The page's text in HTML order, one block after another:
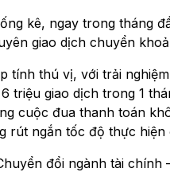
kê, ngay trong tháng
giao dịch chuyển
tính thú vị, với trải
triệu giao dịch trong 1
cuộc đua thanh toán
rút ngắn tốc độ thực
đổi ngành tài